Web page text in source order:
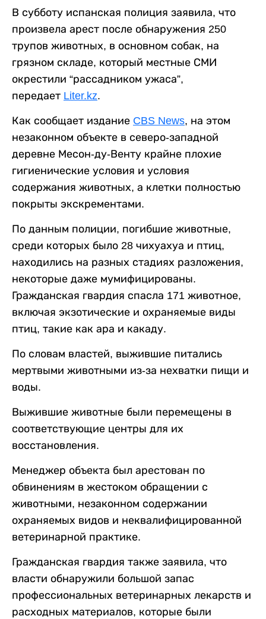
В субботу испанская полиция заявила, что
произвела арест после обнаружения 250
трупов животных, в основном собак, на
грязном складе, который местные СМИ
окрестили “рассадником ужаса”,
передает Liter.kz.
Как сообщает издание CBS News, на этом
незаконном объекте в северо-западной
деревне Месон-ду-Венту крайне плохие
гигиенические условия и условия
содержания животных, а клетки полностью
покрыты экскрементами.
По данным полиции, погибшие животные,
среди которых было 28 чихуахуа и птиц,
находились на разных стадиях разложения,
некоторые даже мумифицированы.
Гражданская гвардия спасла 171 животное,
включая экзотические и охраняемые виды
птиц, такие как ара и какаду.
По словам властей, выжившие питались
мертвыми животными из-за нехватки пищи и
воды.
Выжившие животные были перемещены в
соответствующие центры для их
восстановления.
Менеджер объекта был арестован по
обвинениям в жестоком обращении с
животными, незаконном содержании
охраняемых видов и неквалифицированной
ветеринарной практике.
Гражданская гвардия также заявила, что
власти обнаружили большой запас
профессиональных ветеринарных лекарств и
расходных материалов, которые были